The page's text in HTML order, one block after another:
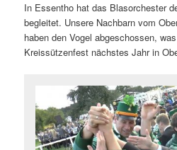
In Essentho hat das Blasorchester
begleitet. Unsere Nachbarn vom
haben den Vogel abgeschossen,
Kreissützenfest nächstes Jahr in